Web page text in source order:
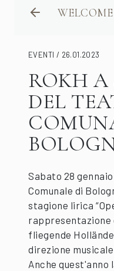
WELCOME
EVENTI / 26.01.2023
ROKH A
DEL
Sabato 28
Comunale di
stagione lirica
rappresentazione
fliegende
direzione
Anche